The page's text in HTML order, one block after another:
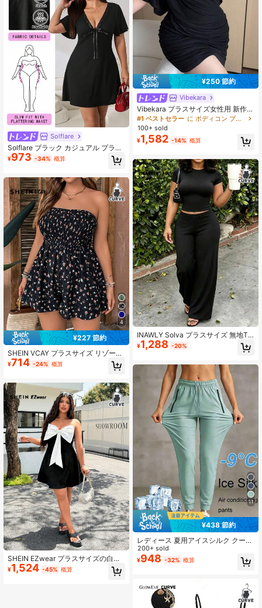
Solflare
Solflare ブラック カジュアル プラス
サイズ レディース コントラストレー
ス リボン装飾 半袖ワンピース
¥973 -34% 概算
4
¥227 節約
SHEIN VCAY プラスサイズ リゾー
ト/レジャー 黒地 ノースリーブ サマ
ーボヘミアンジャンプスーツ、小花
¥714 -24% 概算
SHEIN EZwear プラスサイズの白ち
ょう結び 軽めのサマードレス、卒業
シーズン、卒業式ドレス
¥1,524 -45% 概算
¥250 節約
Vibekara
Vibekara プラスサイズ女性用 新作春
夏 セクシーフィットブラック クリス
クロス プリーツVネックドレス、サ
イドプリーツデザイン、デイリー着
用、オフィス、デート、学校復帰、
生日会、音楽フェス、バレンタイ
ン、オールシーズン対応、春夏ドレ
ス、秋ドレス
#1 ベストセラー
に ボディコン プラスサイズのドレス
100+ sold
¥1,582 -14% 概算
INAWLY Solva プラスサイズ 無地T
シャツ&パンツ 2点セット
¥1,288 -20%
11
¥438 節約
レディース 夏用アイスシルク クール
ジョギングパンツ、速乾軽量スポー
ツパンツ、ジッパーポケットと弾性
ウエストバンド付き、フィットネス
200+ sold
¥948 -32% 概算